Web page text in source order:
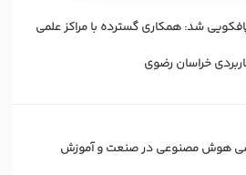
شد: همکاری‌ گسترده با مراکز علمی
خراسان رضوی
هوش مصنوعی در صنعت و آموزش